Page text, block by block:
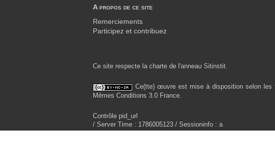
A propos de ce site
Remerciements
Participez et contribuez
Ce site respecte la charte de l'anneau Sitinstit.
Ce(tte) œuvre est mise à disposition selon les
Mêmes Conditions 3.0 France.
Contrôle pid_url
/ Server Time : 1786005123 / Sessioninfo : a